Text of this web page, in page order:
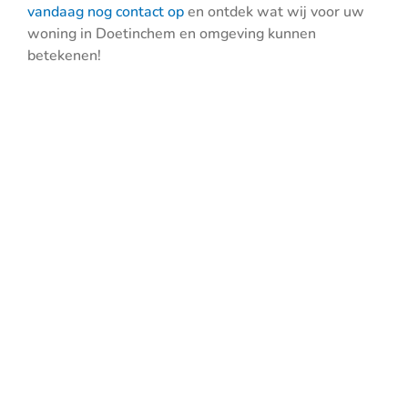
vandaag nog contact open ontdek wat wij voor uw
woning in Doetinchem en omgeving kunnen
betekenen!